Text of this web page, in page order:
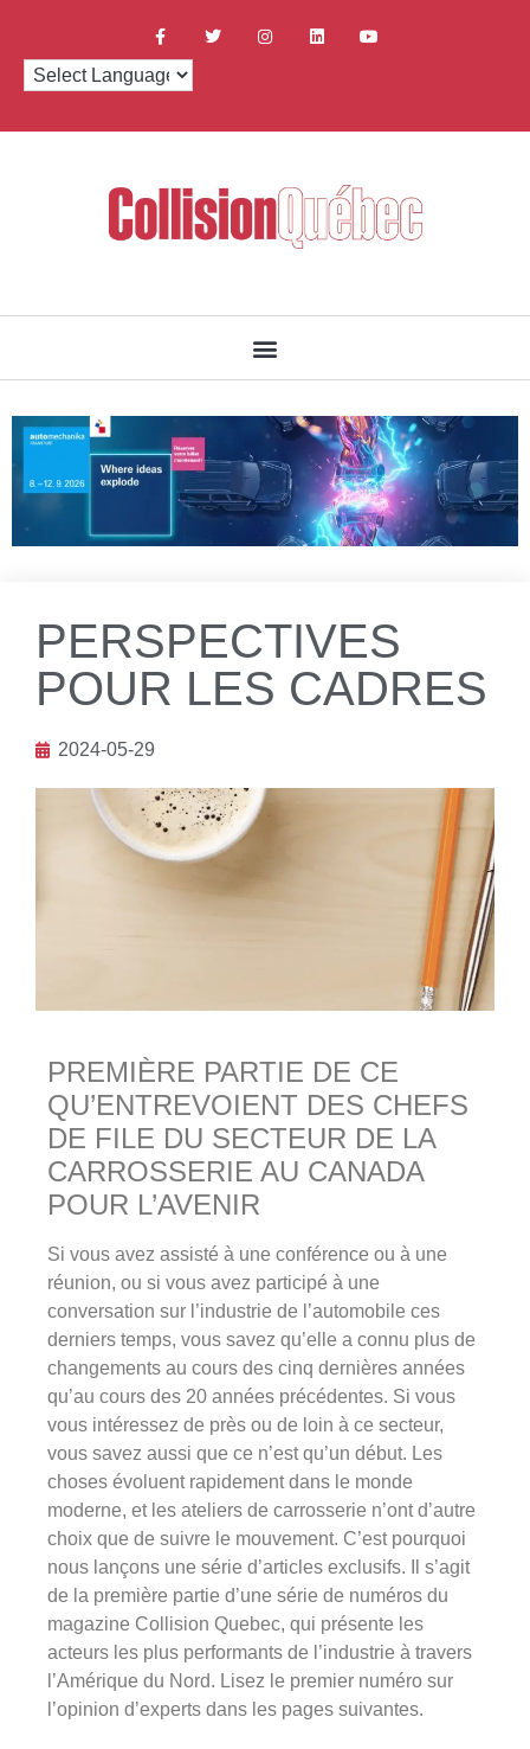
PERSPECTIVES
POUR LES CADRES
2024-05-29
PREMIÈRE PARTIE DE CE
QU’ENTREVOIENT DES CHEFS
DE FILE DU SECTEUR DE LA
CARROSSERIE AU CANADA
POUR L’AVENIR
Si vous avez assisté à une conférence ou à une
réunion, ou si vous avez participé à une
conversation sur l’industrie de l’automobile ces
derniers temps, vous savez qu’elle a connu plus de
changements au cours des cinq dernières années
qu’au cours des 20 années précédentes. Si vous
vous intéressez de près ou de loin à ce secteur,
vous savez aussi que ce n’est qu’un début. Les
choses évoluent rapidement dans le monde
moderne, et les ateliers de carrosserie n’ont d’autre
choix que de suivre le mouvement. C’est pourquoi
nous lançons une série d’articles exclusifs. Il s’agit
de la première partie d’une série de numéros du
magazine Collision Quebec, qui présente les
acteurs les plus performants de l’industrie à travers
l’Amérique du Nord. Lisez le premier numéro sur
l’opinion d’experts dans les pages suivantes.